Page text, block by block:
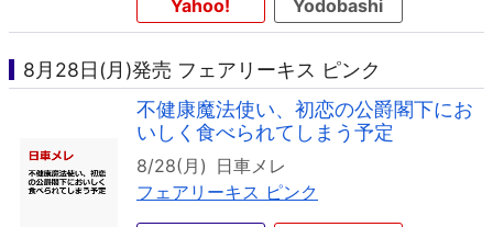
Yahoo!
Yodobashi
8月28日(月)発売 フェアリーキス ピンク
不健康魔法使い、初恋の公爵閣下にお
いしく食べられてしまう予定
8/28(月) 日車メレ
フェアリーキス ピンク